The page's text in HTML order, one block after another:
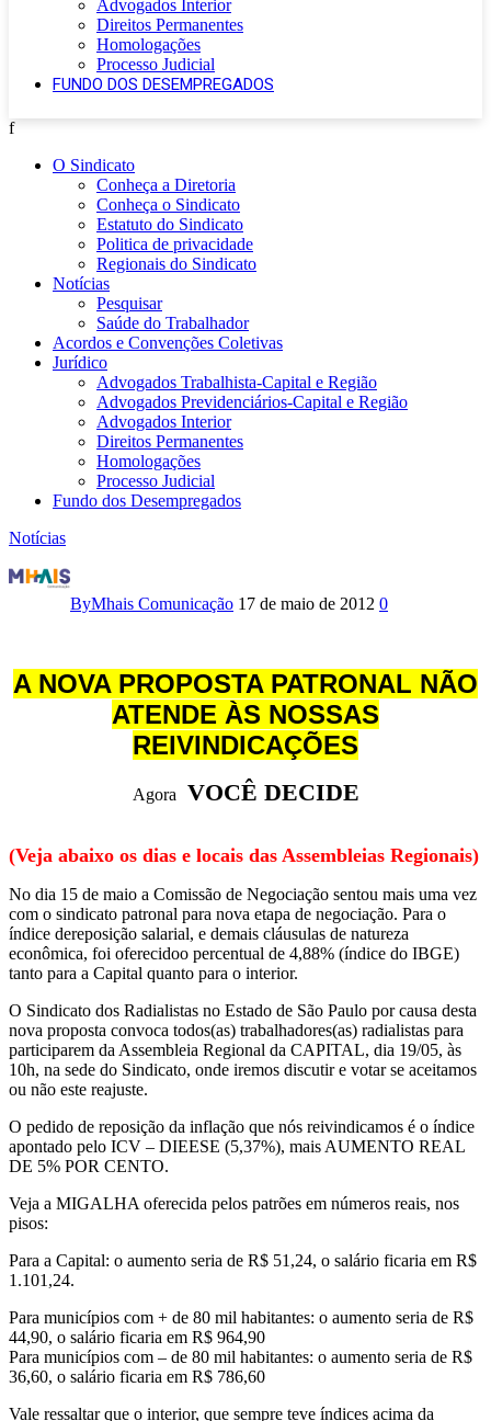
Advogados Interior
Direitos Permanentes
Homologações
Processo Judicial
FUNDO DOS DESEMPREGADOS
f
O Sindicato
Conheça a Diretoria
Conheça o Sindicato
Estatuto do Sindicato
Politica de privacidade
Regionais do Sindicato
Notícias
Pesquisar
Saúde do Trabalhador
Acordos e Convenções Coletivas
Jurídico
Advogados Trabalhista-Capital e Região
Advogados Previdenciários-Capital e Região
Advogados Interior
Direitos Permanentes
Homologações
Processo Judicial
Fundo dos Desempregados
Notícias
ASSEMBLEIAS
REGIONAIS
rumo
Campanha
dos
Radialistas
SP:
na
CAPITAL
será
dia
19/05,
às
10h.
Veja
todas
as
Assembleias
ByMhais Comunicação 17 de maio de 2012 0
A NOVA PROPOSTA PATRONAL NÃO
ATENDE ÀS NOSSAS
REIVINDICAÇÕES
Agora VOCÊ DECIDE
(Veja abaixo os dias e locais das Assembleias Regionais)
No dia 15 de maio a Comissão de Negociação sentou mais uma vez
com o sindicato patronal para nova etapa de negociação. Para o
índice dereposição salarial, e demais cláusulas de natureza
econômica, foi oferecidoo percentual de 4,88% (índice do IBGE)
tanto para a Capital quanto para o interior.
O Sindicato dos Radialistas no Estado de São Paulo por causa desta
nova proposta convoca todos(as) trabalhadores(as) radialistas para
participarem da Assembleia Regional da CAPITAL, dia 19/05, às
10h, na sede do Sindicato, onde iremos discutir e votar se aceitamos
ou não este reajuste.
O pedido de reposição da inflação que nós reivindicamos é o índice
apontado pelo ICV – DIEESE (5,37%), mais AUMENTO REAL
DE 5% POR CENTO.
Veja a MIGALHA oferecida pelos patrões em números reais, nos
pisos:
Para a Capital: o aumento seria de R$ 51,24, o salário ficaria em R$
1.101,24.
Para municípios com + de 80 mil habitantes: o aumento seria de R$
44,90, o salário ficaria em R$ 964,90
Para municípios com – de 80 mil habitantes: o aumento seria de R$
36,60, o salário ficaria em R$ 786,60
Vale ressaltar que o interior, que sempre teve índices acima da